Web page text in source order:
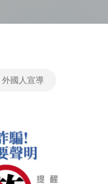
外國人宣導